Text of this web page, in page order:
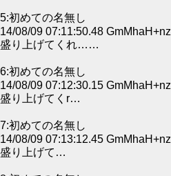
5:初めての名無し
14/08/09 07:11:50.48 GmMhaH+nz
盛り上げてくれ……
6:初めての名無し
14/08/09 07:12:30.15 GmMhaH+nz
盛り上げてくr…
7:初めての名無し
14/08/09 07:13:12.45 GmMhaH+nz
盛り上げて…